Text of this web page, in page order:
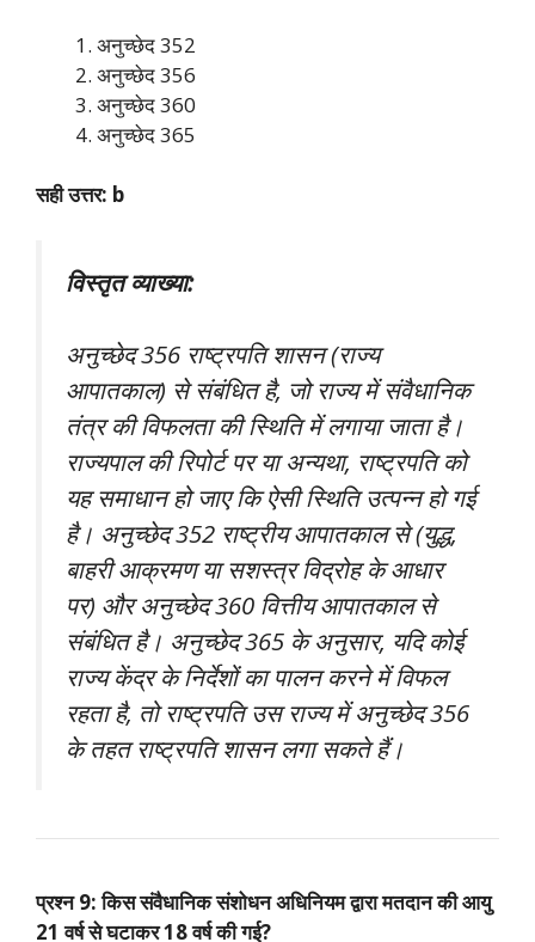
अनुच्छेद 352
अनुच्छेद 356
अनुच्छेद 360
अनुच्छेद 365
सही उत्तर: b
विस्तृत व्याख्या:
अनुच्छेद 356 राष्ट्रपति शासन (राज्य
आपातकाल) से संबंधित है, जो राज्य में संवैधानिक
तंत्र की विफलता की स्थिति में लगाया जाता है।
राज्यपाल की रिपोर्ट पर या अन्यथा, राष्ट्रपति को
यह समाधान हो जाए कि ऐसी स्थिति उत्पन्न हो गई
है। अनुच्छेद 352 राष्ट्रीय आपातकाल से (युद्ध,
बाहरी आक्रमण या सशस्त्र विद्रोह के आधार
पर) और अनुच्छेद 360 वित्तीय आपातकाल से
संबंधित है। अनुच्छेद 365 के अनुसार, यदि कोई
राज्य केंद्र के निर्देशों का पालन करने में विफल
रहता है, तो राष्ट्रपति उस राज्य में अनुच्छेद 356
के तहत राष्ट्रपति शासन लगा सकते हैं।
प्रश्न 9: किस संवैधानिक संशोधन अधिनियम द्वारा मतदान की आयु
21 वर्ष से घटाकर 18 वर्ष की गई?